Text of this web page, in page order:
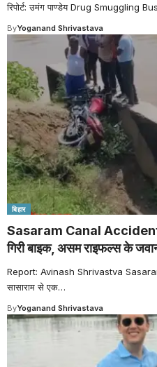
रिपोर्ट: उमंग पाण्डेय Drug Smuggling
ByYoganand Shrivastava
बिहार
Sasaram Canal Accident:
गिरी बाइक, असम राइफल्स के
Report: Avinash Shrivastva
सासाराम से एक…
ByYoganand Shrivastava